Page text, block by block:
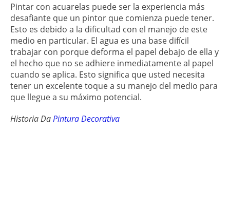
Pintar con acuarelas puede ser la experiencia más
desafiante que un pintor que comienza puede tener.
Esto es debido a la dificultad con el manejo de este
medio en particular. El agua es una base difícil
trabajar con porque deforma el papel debajo de ella y
el hecho que no se adhiere inmediatamente al papel
cuando se aplica. Esto significa que usted necesita
tener un excelente toque a su manejo del medio para
que llegue a su máximo potencial.
Historia DaPintura Decorativa